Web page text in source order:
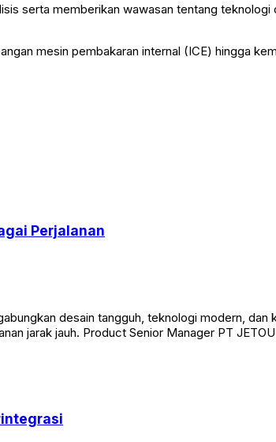
serta memberikan wawasan tentang
mesin pembakaran internal (ICE) hingga
Perjalanan
desain tangguh, teknologi modern, dan
jarak jauh. Product Senior Manager PT